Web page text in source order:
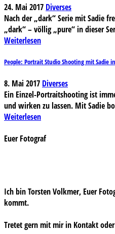
24. Mai 2017 Diverses
Nach der „dark“ Serie mit Sadie
„dark“ – völlig „pure“ in dieser
Weiterlesen
People: Portrait Studio Shooting mit Sadie
8. Mai 2017 Diverses
Ein Einzel-Portraitshooting ist
und wirken zu lassen. Mit Sadie
Weiterlesen
Euer Fotograf
Ich bin Torsten Volkmer, Euer
kommt.
Tretet gern mit mir in Kontakt